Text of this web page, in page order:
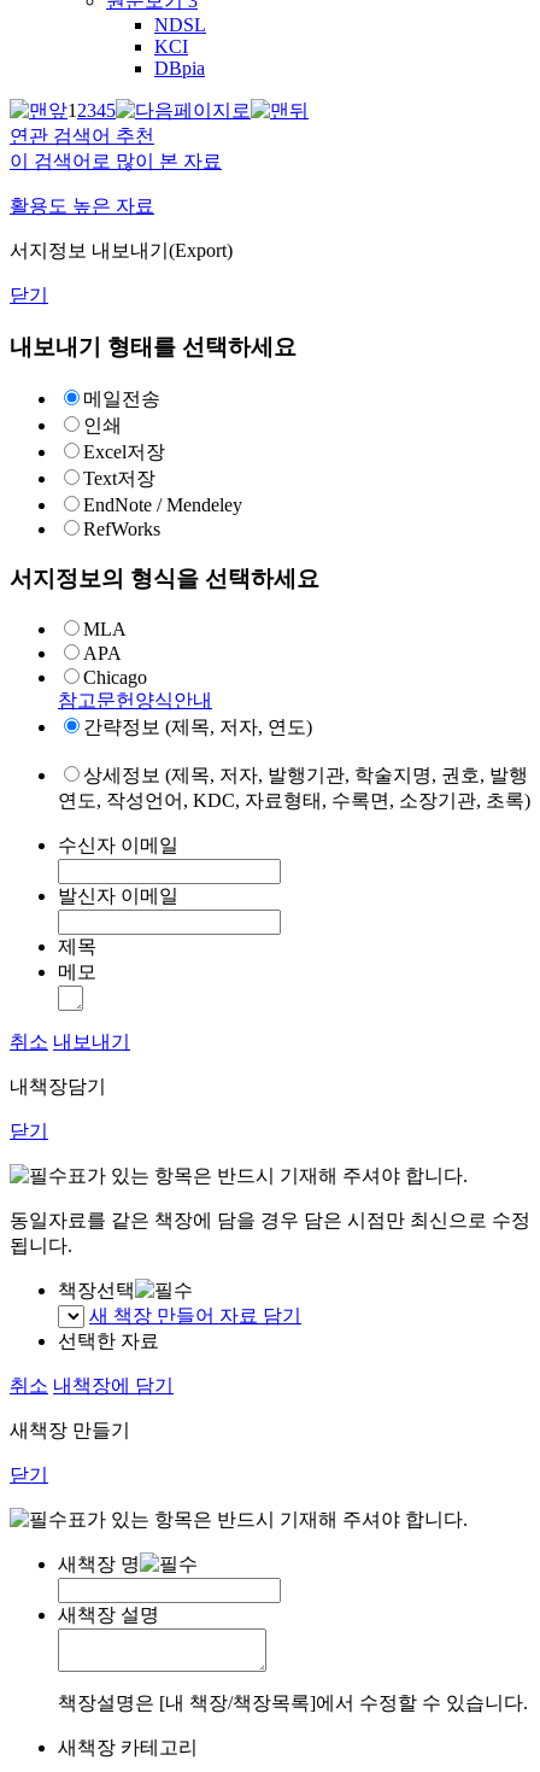
NDSL
KCI
DBpia
12345
연관 검색어 추천
이 검색어로 많이 본 자료
활용도 높은 자료
서지정보 내보내기(Export)
닫기
내보내기 형태를 선택하세요
메일전송
인쇄
Excel저장
Text저장
EndNote / Mendeley
RefWorks
서지정보의 형식을 선택하세요
MLA
APA
Chicago
참고문헌양식안내
간략정보 (제목, 저자, 연도)
상세정보 (제목, 저자, 발행기관, 학술지명, 권호, 발행
연도, 작성언어, KDC, 자료형태, 수록면, 소장기관, 초록)
수신자 이메일
발신자 이메일
제목
메모
취소 내보내기
내책장담기
닫기
표가 있는 항목은 반드시 기재해 주셔야 합니다.
동일자료를 같은 책장에 담을 경우 담은 시점만 최신으로 수정
됩니다.
책장선택
새 책장 만들어 자료 담기
선택한 자료
취소 내책장에 담기
새책장 만들기
닫기
표가 있는 항목은 반드시 기재해 주셔야 합니다.
새책장 명
새책장 설명
책장설명은 [내 책장/책장목록]에서 수정할 수 있습니다.
새책장 카테고리